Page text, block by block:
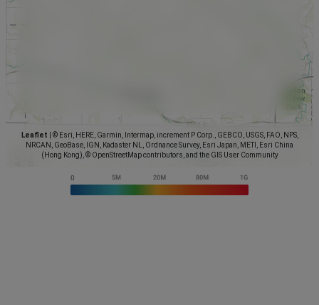
Leaflet
© Esri, HERE, Garmin, Intermap, increment P Corp., GEBCO, USGS, FAO, NPS,
NRCAN, GeoBase, IGN, Kadaster NL, Ordnance Survey, Esri Japan, METI, Esri China
(Hong Kong), © OpenStreetMap contributors, and the GIS User Community